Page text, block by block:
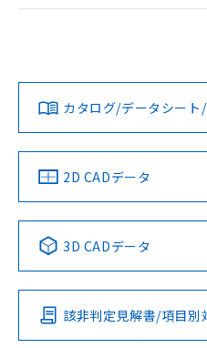
ログイン
ダウンロードデータをご利用
みください。
ソフトウェアの使用条件
EU RoHS 注意事項・凡例
対応済み
中国 RoHS 注意事項・凡例
Pb Hg
O
LR型式承認
（イギリス
船舶規格）
DNV型式承認
（ノルウェー
No No
この製品
その他の認証はこち
カタログ/データシート
2D CADデータ
3D CADデータ
該非判定見解書/項目別